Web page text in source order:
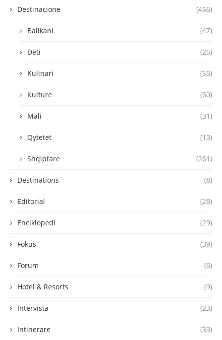
Destinacione (456)
Ballkani (47)
Deti (25)
Kulinari (55)
Kulture (60)
Mali (31)
Qytetet (13)
Shqiptare (261)
Destinations (8)
Editorial (28)
Enciklopedi (29)
Fokus (39)
Forum (6)
Hotel & Resorts (9)
Intervista (23)
Intinerare (33)